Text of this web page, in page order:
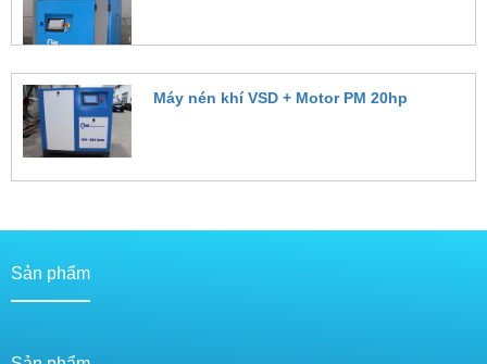
Máy nén khí VSD + Motor PM 20hp
Sản phẩm